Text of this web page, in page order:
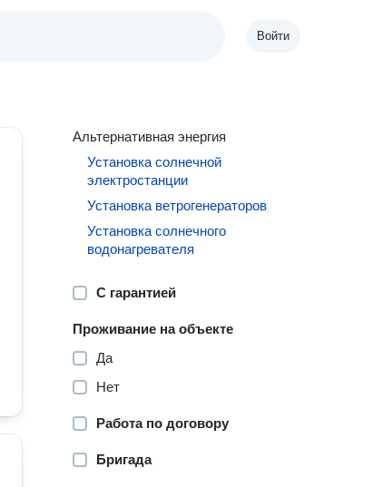
Войти
Альтернативная энергия
Установка солнечной
электростанции
Установка ветрогенераторов
Установка солнечного
водонагревателя
С гарантией
Проживание на объекте
Да
Нет
Работа по договору
Бригада